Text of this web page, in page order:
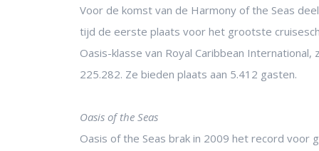
Voor de komst van de Harmony of the Seas
tijd de eerste plaats voor het grootste
Oasis-klasse van Royal Caribbean
225.282. Ze bieden plaats aan 5.412 gasten.
Oasis of the Seas
Oasis of the Seas brak in 2009 het record voor